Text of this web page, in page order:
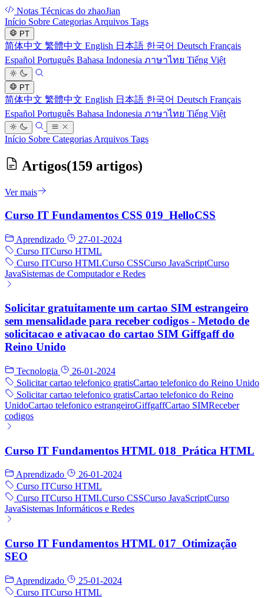
Notas Técnicas do zhaoJian
Início Sobre Categorias Arquivos Tags
PT
简体中文 繁體中文 English 日本語 한국어 Deutsch Français
Español Português Bahasa Indonesia ภาษาไทย Tiếng Việt
PT
简体中文 繁體中文 English 日本語 한국어 Deutsch Français
Español Português Bahasa Indonesia ภาษาไทย Tiếng Việt
Início Sobre Categorias Arquivos Tags
Artigos(159 artigos)
Ver mais
Curso IT Fundamentos CSS 019_HelloCSS
Aprendizado
27-01-2024
Curso ITCurso HTML
Curso ITCurso HTMLCurso CSSCurso JavaScriptCurso
JavaSistemas de Computador e Redes
Solicitar gratuitamente um cartao SIM estrangeiro
sem mensalidade para receber codigos - Metodo de
solicitacao e ativacao do cartao SIM Giffgaff do
Reino Unido
Tecnologia
26-01-2024
Solicitar cartao telefonico gratisCartao telefonico do Reino Unido
Solicitar cartao telefonico gratisCartao telefonico do Reino
UnidoCartao telefonico estrangeiroGiffgaffCartao SIMReceber
codigos
Curso IT Fundamentos HTML 018_Prática HTML
Aprendizado
26-01-2024
Curso ITCurso HTML
Curso ITCurso HTMLCurso CSSCurso JavaScriptCurso
JavaSistemas Informáticos e Redes
Curso IT Fundamentos HTML 017_Otimização
SEO
Aprendizado
25-01-2024
Curso ITCurso HTML